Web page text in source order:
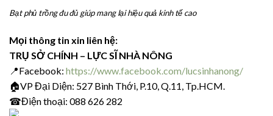
Bạt phủ trồng đu đủ giúp mang lại hiệu quả kinh tế cao
Mọi thông tin xin liên hệ:
TRỤ SỞ CHÍNH – LỰC SĨ NHÀ NÔNG
📍Facebook: https://www.facebook.com/lucsinhanong/
🏠VP Đại Diện: 527 Bình Thới, P.10, Q.11, Tp.HCM.
☎Điện thoại: 088 626 282